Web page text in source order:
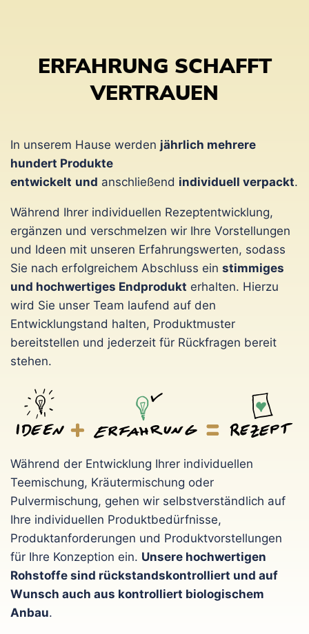
ERFAHRUNG SCHAFFT
VERTRAUEN
In unserem Hause werden jährlich mehrere
hundert Produkte
entwickelt und anschließend individuell verpackt.
Während Ihrer individuellen Rezeptentwicklung,
ergänzen und verschmelzen wir Ihre Vorstellungen
und Ideen mit unseren Erfahrungswerten, sodass
Sie nach erfolgreichem Abschluss ein stimmiges
und hochwertiges Endprodukt erhalten. Hierzu
wird Sie unser Team laufend auf den
Entwicklungstand halten, Produktmuster
bereitstellen und jederzeit für Rückfragen bereit
stehen.
Während der Entwicklung Ihrer individuellen
Teemischung, Kräutermischung oder
Pulvermischung, gehen wir selbstverständlich auf
Ihre individuellen Produktbedürfnisse,
Produktanforderungen und Produktvorstellungen
für Ihre Konzeption ein. Unsere hochwertigen
Rohstoffe sind rückstandskontrolliert und auf
Wunsch auch aus kontrolliert biologischem
Anbau.